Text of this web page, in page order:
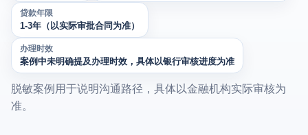
贷款年限
1-3年（以实际审批合同为准）
办理时效
案例中未明确提及办理时效，具体以银行审核进度为准
脱敏案例用于说明沟通路径，具体以金融机构实际审核为
准。